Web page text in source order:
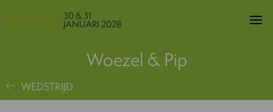
30 & 31
JANUARI 2028
Woezel & Pip
WEDSTRIJD